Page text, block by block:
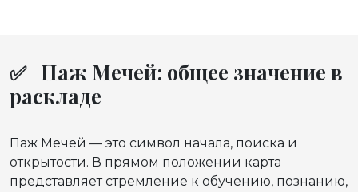
✅ Паж Мечей: общее значение в
раскладе
Паж Мечей — это символ начала, поиска и
открытости. В прямом положении карта
представляет стремление к обучению, познанию,